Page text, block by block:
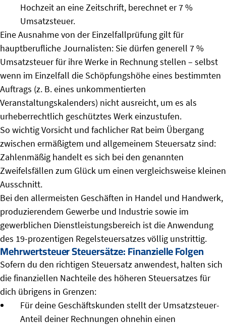
Hochzeit an eine Zeitschrift, berechnet er 7 %
Umsatzsteuer.
Eine Ausnahme von der Einzelfallprüfung gilt für
hauptberufliche Journalisten: Sie dürfen generell 7 %
Umsatzsteuer für ihre Werke in Rechnung stellen – selbst
wenn im Einzelfall die Schöpfungshöhe eines bestimmten
Auftrags (z. B. eines unkommentierten
Veranstaltungskalenders) nicht ausreicht, um es als
urheberrechtlich geschütztes Werk einzustufen.
So wichtig Vorsicht und fachlicher Rat beim Übergang
zwischen ermäßigtem und allgemeinem Steuersatz sind:
Zahlenmäßig handelt es sich bei den genannten
Zweifelsfällen zum Glück um einen vergleichsweise kleinen
Ausschnitt.
Bei den allermeisten Geschäften in Handel und Handwerk,
produzierendem Gewerbe und Industrie sowie im
gewerblichen Dienstleistungsbereich ist die Anwendung
des 19-prozentigen Regelsteuersatzes völlig unstrittig.
Mehrwertsteuer Steuersätze: Finanzielle Folgen
Sofern du den richtigen Steuersatz anwendest, halten sich
die finanziellen Nachteile des höheren Steuersatzes für
dich übrigens in Grenzen:
Für deine Geschäftskunden stellt der Umsatzsteuer-
Anteil deiner Rechnungen ohnehin einen